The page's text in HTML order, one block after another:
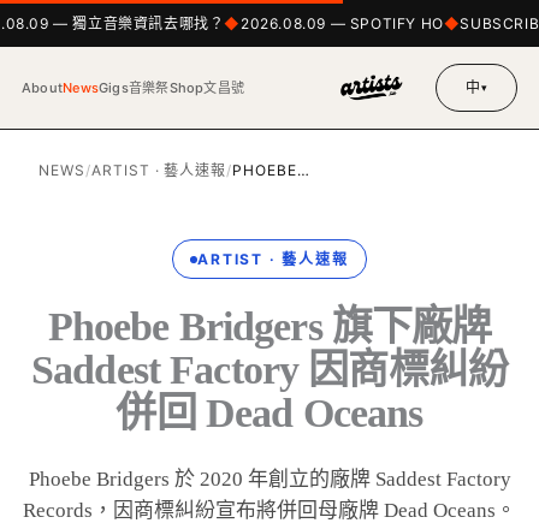
— 獨立音樂資訊去哪找？ 2026.08.09 — SPOTIFY HO
AboutNewsGigs音樂祭Shop文昌號 中▾
NEWS /ARTIST · 藝人速報 /PHOEBE…
ARTIST · 藝人速報
Phoebe Bridgers 旗下廠牌
Saddest Factory 因商標糾紛
併回 Dead Oceans
Phoebe Bridgers 於 2020 年創立的廠牌 Saddest Factory
Records，因商標糾紛宣布將併回母廠牌 Dead Oceans。